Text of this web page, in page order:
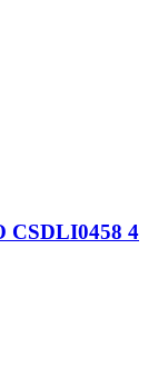
CSDLI0458 4